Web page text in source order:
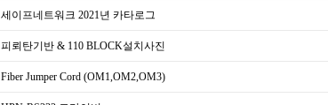
세이프네트워크 2021년 카타로그
피뢰탄기반 & 110 BLOCK설치사진
Fiber Jumper Cord (OM1,OM2,OM3)